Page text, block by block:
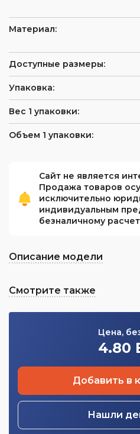
Материал:
Доступные размеры:
Упаковка:
Вес 1 упаковки:
Объем 1 упаковки:
Сайт не является
Продажа товаров
исключительно
индивидуальным
безналичному
Описание модели
Смотрите также
Цена,
4.80
Добавить в
Нашли